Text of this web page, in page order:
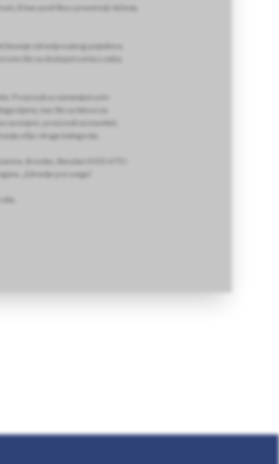
ili kao podrška u prevenciji i lečenju
zdravlja svakog pojedinca.
što su dostupni svima u našoj
Proizvodi su namenjeni svim
kao što su lekovi za
varenjem, proizvodi za imunitet,
očiju i druge kategorije.
Bronles, Becutan KIDS VITS i
„Zdravlje pre svega“.